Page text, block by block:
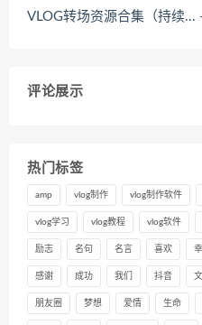
VLOG转场资源合集（持续...
评论展示
热门标签
amp vlog制作 vlog制作软件
vlog学习 vlog教程 vlog软件
励志 名句 名言 喜欢
感谢 成功 我们 抖音
朋友圈 梦想 爱情 生命